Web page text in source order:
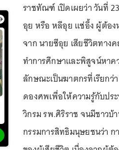
ราชทัณฑ์ เปิดเผยว่า วันที่
อุย หรือ หลีอุย แซ่อึ้ง ผู้ต้อง
จาก นายซีอุย เสียชีวิตทา
ทำการศึกษาและพิสูจน์หา
ลักษณะเป็นฆาตกรที่เรียกว่
ดองศพเพื่อให้ความรู้กับป
วิกรม รพ.ศิริราช จนมีชาว
กรรมการสิทธิมนุษยชนว่า